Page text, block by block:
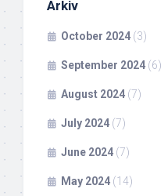
Arkiv
October 2024 (3)
September 2024 (6)
August 2024 (7)
July 2024 (7)
June 2024 (7)
May 2024 (14)